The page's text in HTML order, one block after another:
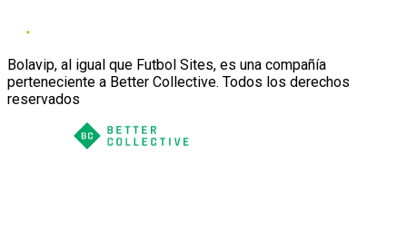
Bolavip, al igual que Futbol Sites, es una compañía
perteneciente a Better Collective. Todos los derechos
reservados